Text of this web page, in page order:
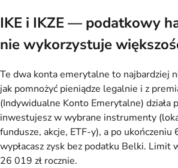
IKE i IKZE — podatkowy
nie wykorzystuje
Te dwa konta emerytalne to najbardziej
jak pomnożyć pieniądze legalnie i z
(Indywidualne Konto Emerytalne) działa
inwestujesz w wybrane instrumenty
fundusze, akcje, ETF-y), a po ukończeniu
wypłacasz zysk bez podatku Belki. Limit
26 019 zł rocznie.